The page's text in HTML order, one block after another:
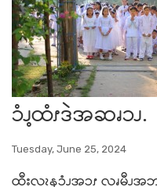
ၥံၪ့ထံၭဒဲအဆၧၥၪ.
Tuesday, June 25, 2024
ထီးလၩ့နၥံၪအၥၭ လၧမီၪအဘ